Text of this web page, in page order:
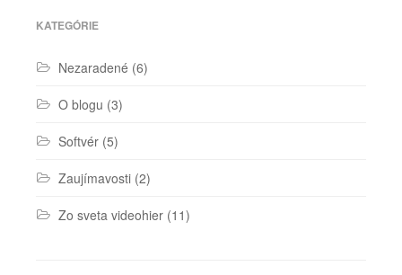
KATEGÓRIE
Nezaradené (6)
O blogu (3)
Softvér (5)
Zaujímavosti (2)
Zo sveta videohier (11)